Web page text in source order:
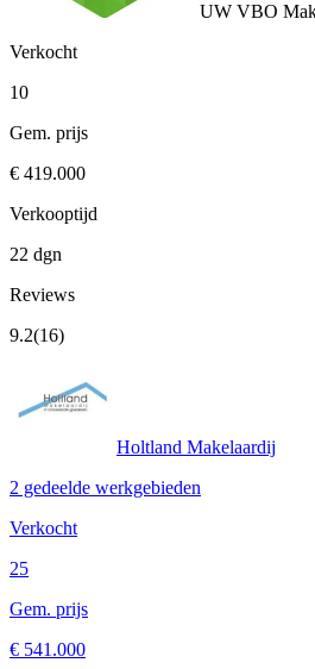
UW VBO
Verkocht
10
Gem. prijs
€ 419.000
Verkooptijd
22 dgn
Reviews
9.2(16)
Holtland Makelaardij
2 gedeelde werkgebieden
Verkocht
25
Gem. prijs
€ 541.000